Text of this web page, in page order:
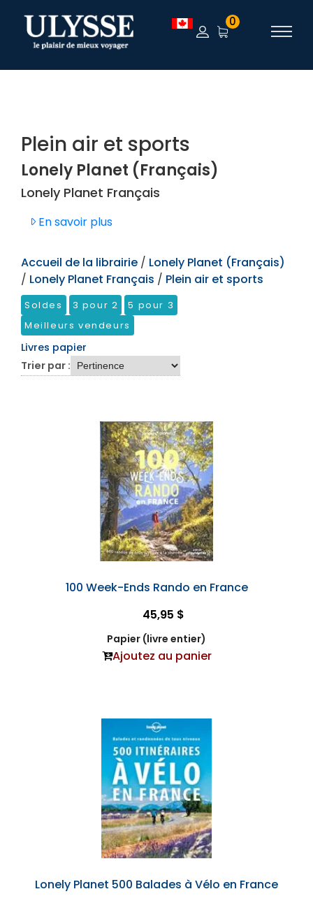
TEST 0
Plein air et sports
Lonely Planet (Français)
Lonely Planet Français
En savoir plus
Accueil de la librairie / Lonely Planet (Français)
/ Lonely Planet Français / Plein air et sports
Soldes 3 pour 2
5 pour 3
Meilleurs vendeurs
Livres papier
Trier par :
100 Week-Ends Rando en France
45,95 $
Papier (livre entier)
Ajoutez au panier
Lonely Planet 500 Balades à Vélo en France